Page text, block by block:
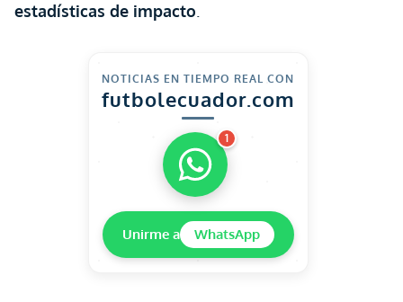
estadísticas de impacto
NOTICIAS EN TIEMPO REAL CON
futbolecuador.com
1
Unirme a WhatsApp